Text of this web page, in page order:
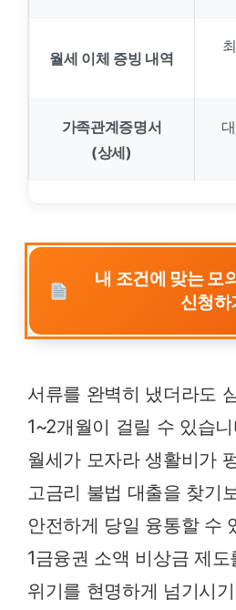
월세 이체 증빙 내역
가족관계증명서
(상세)
내 조건에 맞는 모
신청하
서류를 완벽히 냈더라도
1~2개월이 걸릴 수 있습
월세가 모자라 생활비가
고금리 불법 대출을 찾기
안전하게 당일 융통할 수
1금융권 소액 비상금 제도
위기를 현명하게 넘기시